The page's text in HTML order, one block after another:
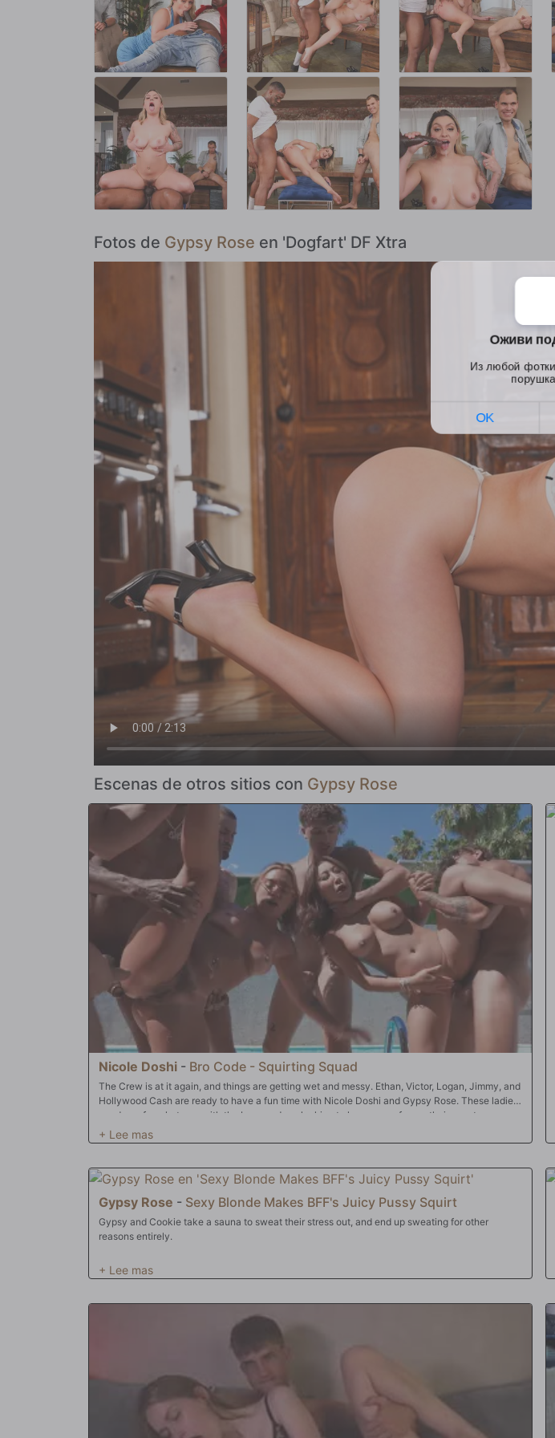
Fotos de Gypsy Rose en 'Dogfart' DF Xtra
Escenas de otros sitios con Gypsy Rose
Nicole Doshi - Bro Code - Squirting Squad
The Crew is at it again, and things are getting wet and messy. Ethan, Victor, Logan, Jimmy, and
Hollywood Cash are ready to have a fun time with Nicole Doshi and Gypsy Rose. These ladies
are down for whatever with the boys and are looking to have some fun on their own terms.
They're gonna turn this frat house into a den of debauchery and leave it covered in their juices.
Can the boys handle that?
Gypsy Rose - Sexy Blonde Makes BFF's Juicy Pussy Squirt
Gypsy and Cookie take a sauna to sweat their stress out, and end up sweating for other
reasons entirely.